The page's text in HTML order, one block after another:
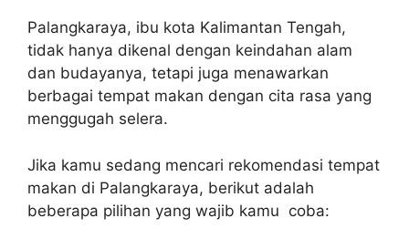
Palangkaraya, ibu kota Kalimantan Tengah,
tidak hanya dikenal dengan keindahan alam
dan budayanya, tetapi juga menawarkan
berbagai tempat makan dengan cita rasa yang
menggugah selera.
Jika kamu sedang mencari rekomendasi tempat
makan di Palangkaraya, berikut adalah
beberapa pilihan yang wajib kamu coba: